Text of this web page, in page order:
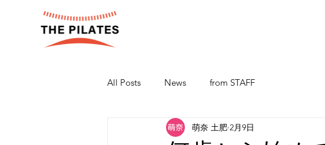
All Posts News from STAFF
萌奈 土肥 2月9日